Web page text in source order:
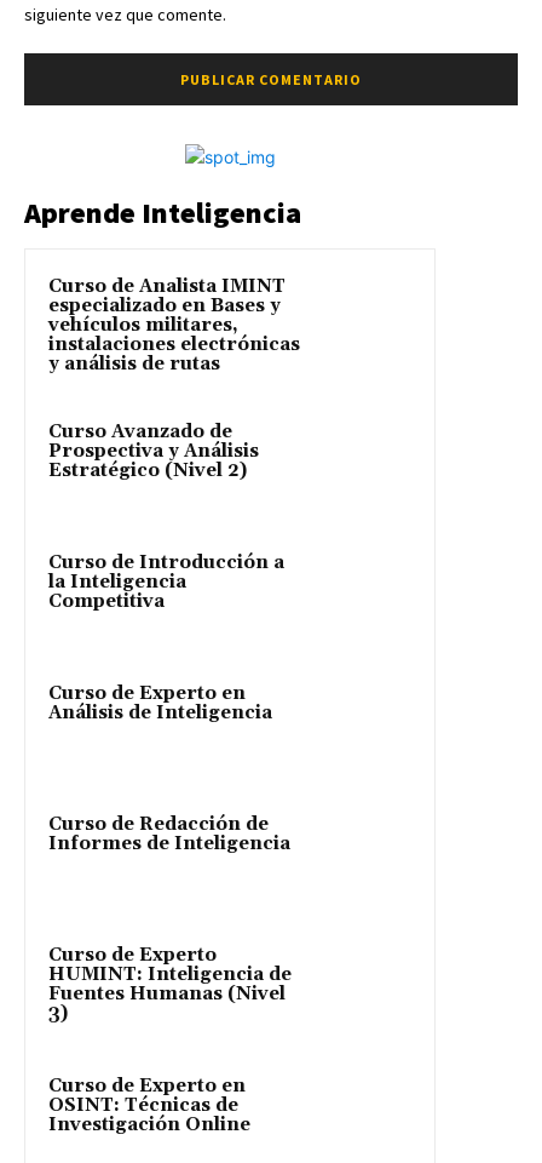
siguiente vez que comente.
Aprende Inteligencia
Curso de Analista IMINT
especializado en Bases y
vehículos militares,
instalaciones electrónicas
y análisis de rutas
Curso Avanzado de
Prospectiva y Análisis
Estratégico (Nivel 2)
Curso de Introducción a
la Inteligencia
Competitiva
Curso de Experto en
Análisis de Inteligencia
Curso de Redacción de
Informes de Inteligencia
Curso de Experto
HUMINT: Inteligencia de
Fuentes Humanas (Nivel
3)
Curso de Experto en
OSINT: Técnicas de
Investigación Online